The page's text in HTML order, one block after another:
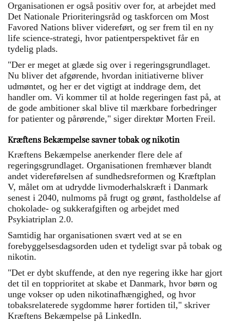
Organisationen er også positiv over for, at arbejdet med
Det Nationale Prioriteringsråd og taskforcen om Most
Favored Nations bliver videreført, og ser frem til en ny
life science-strategi, hvor patientperspektivet får en
tydelig plads.
"Der er meget at glæde sig over i regeringsgrundlaget.
Nu bliver det afgørende, hvordan initiativerne bliver
udmøntet, og her er det vigtigt at inddrage dem, det
handler om. Vi kommer til at holde regeringen fast på, at
de gode ambitioner skal blive til mærkbare forbedringer
for patienter og pårørende," siger direktør Morten Freil.
Kræftens Bekæmpelse savner tobak og nikotin
Kræftens Bekæmpelse anerkender flere dele af
regeringsgrundlaget. Organisationen fremhæver blandt
andet videreførelsen af sundhedsreformen og Kræftplan
V, målet om at udrydde livmoderhalskræft i Danmark
senest i 2040, nulmoms på frugt og grønt, fastholdelse af
chokolade- og sukkerafgiften og arbejdet med
Psykiatriplan 2.0.
Samtidig har organisationen svært ved at se en
forebyggelsesdagsorden uden et tydeligt svar på tobak og
nikotin.
"Det er dybt skuffende, at den nye regering ikke har gjort
det til en topprioritet at skabe et Danmark, hvor børn og
unge vokser op uden nikotinafhængighed, og hvor
tobaksrelaterede sygdomme hører fortiden til," skriver
Kræftens Bekæmpelse på LinkedIn.